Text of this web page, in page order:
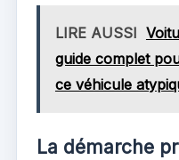
LIRE AUSSI
guide complet
ce véhicule
La démarche